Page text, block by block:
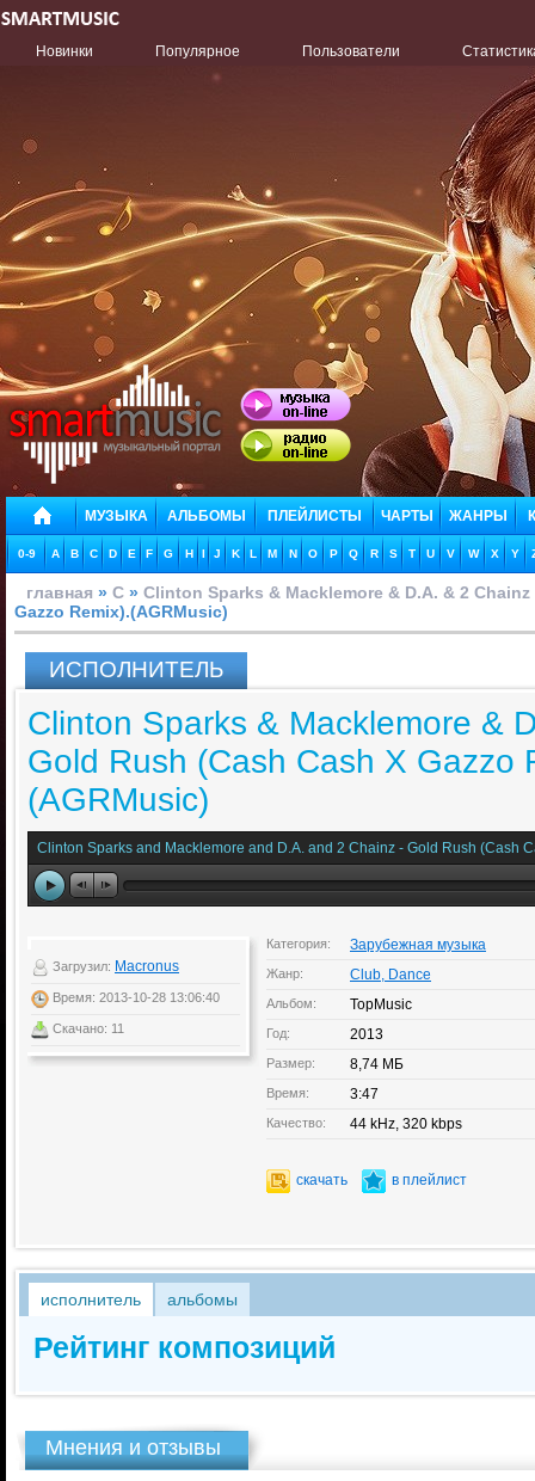
Новинки Популярное Пользователи
МУЗЫКА АЛЬБОМЫ ПЛЕЙЛИСТЫ ЧАРТЫ ЖАНРЫ
0-9 A B C D E F G H I J K L M N O P Q R S T U V W X Y
главная » C » Clinton Sparks & Macklemore & D.A. & 2 Chainz
Gazzo Remix).(AGRMusic)
ИСПОЛНИТЕЛЬ
Clinton Sparks & Macklemore &
Gold Rush (Cash Cash X Gazzo
(AGRMusic)
Clinton Sparks and Macklemore and D.A. and 2 Chainz - Gold Rush (Cash
Загрузил: Macronus
Время: 2013-10-28 13:06:40
Скачано: 11
Категория: Зарубежная музыка
Жанр: Club, Dance
Альбом: TopMusic
Год: 2013
Размер: 8,74 МБ
Время: 3:47
Качество: 44 kHz, 320 kbps
скачать в плейлист
исполнитель альбомы
Рейтинг композиций
Мнения и отзывы